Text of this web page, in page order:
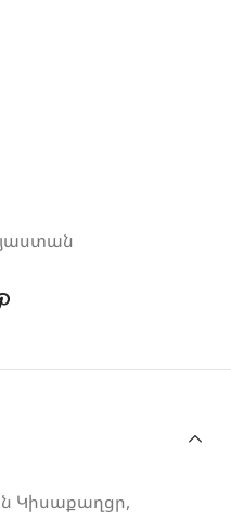
Կիսաքաղցր,